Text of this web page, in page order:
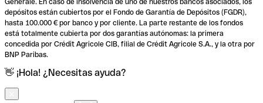
Générale. En caso de insolvencia de uno de nuestros bancos asociados, los
depósitos están cubiertos por el Fondo de Garantía de Depósitos (FGDR),
hasta 100.000 € por banco y por cliente. La parte restante de los fondos
está totalmente cubierta por dos garantías autónomas: la primera
concedida por Crédit Agricole CIB, filial de Crédit Agricole S.A., y la otra por
BNP Paribas.
👋 ¡Hola! ¿Necesitas ayuda?